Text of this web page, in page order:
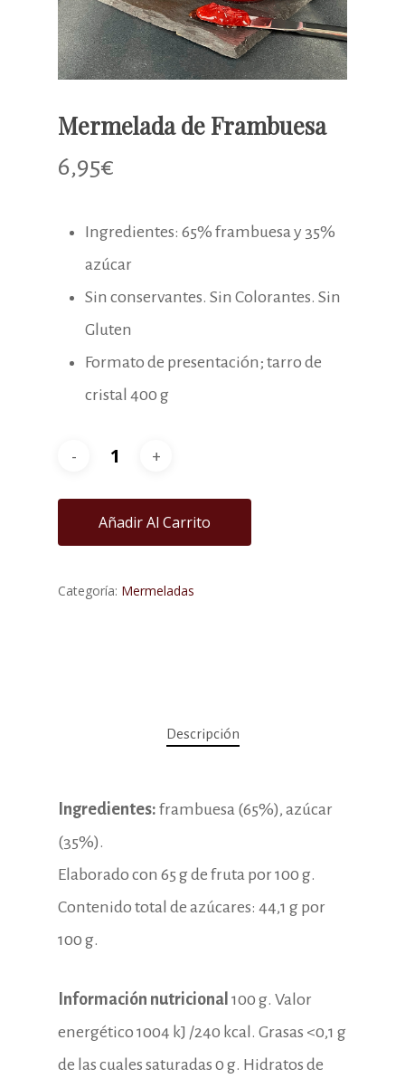
Mermelada de Frambuesa
6,95€
Ingredientes: 65% frambuesa y 35%
azúcar
Sin conservantes. Sin Colorantes. Sin
Gluten
Formato de presentación; tarro de
cristal 400 g
Añadir Al Carrito
Categoría: Mermeladas
Descripción
Ingredientes: frambuesa (65%), azúcar
(35%).
Elaborado con 65 g de fruta por 100 g.
Contenido total de azúcares: 44,1 g por
100 g.
Información nutricional 100 g. Valor
energético 1004 kJ /240 kcal. Grasas <0,1 g
de las cuales saturadas 0 g. Hidratos de